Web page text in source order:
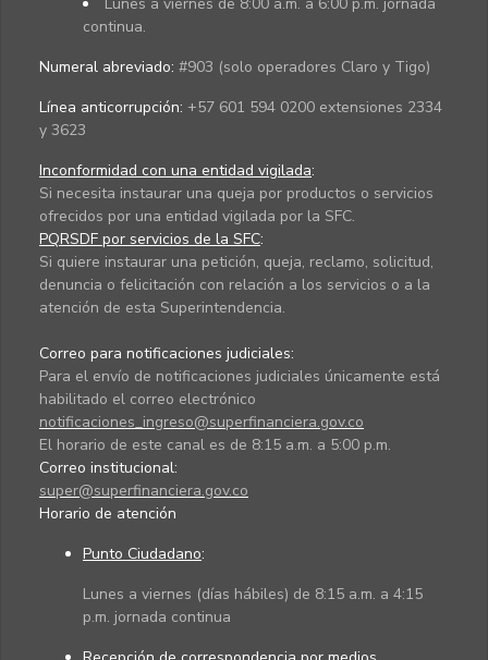
Lunes a viernes de 8:00 a.m. a 6:00 p.m. jornada
continua.
Numeral abreviado: #903 (solo operadores Claro y Tigo)
Línea anticorrupción: +57 601 594 0200 extensiones 2334
y 3623
Inconformidad con una entidad vigilada:
Si necesita instaurar una queja por productos o servicios
ofrecidos por una entidad vigilada por la SFC.
PQRSDF por servicios de la SFC:
Si quiere instaurar una petición, queja, reclamo, solicitud,
denuncia o felicitación con relación a los servicios o a la
atención de esta Superintendencia.
Correo para notificaciones judiciales:
Para el envío de notificaciones judiciales únicamente está
habilitado el correo electrónico
notificaciones_ingreso@superfinanciera.gov.co
El horario de este canal es de 8:15 a.m. a 5:00 p.m.
Correo institucional:
super@superfinanciera.gov.co
Horario de atención
Punto Ciudadano:
Lunes a viernes (días hábiles) de 8:15 a.m. a 4:15
p.m. jornada continua